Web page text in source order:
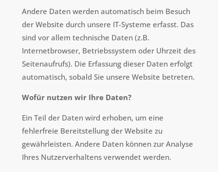
Andere Daten werden automatisch beim Besuch
der Website durch unsere IT-Systeme erfasst. Das
sind vor allem technische Daten (z.B.
Internetbrowser, Betriebssystem oder Uhrzeit des
Seitenaufrufs). Die Erfassung dieser Daten erfolgt
automatisch, sobald Sie unsere Website betreten.
Wofür nutzen wir Ihre Daten?
Ein Teil der Daten wird erhoben, um eine
fehlerfreie Bereitstellung der Website zu
gewährleisten. Andere Daten können zur Analyse
Ihres Nutzerverhaltens verwendet werden.